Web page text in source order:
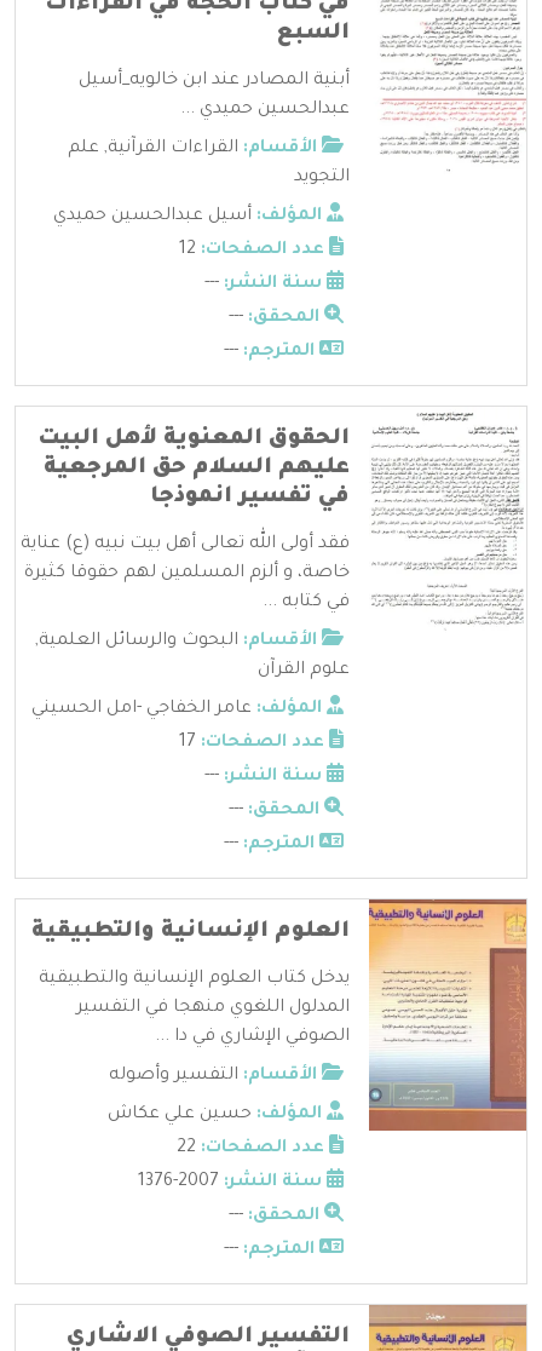
السبع
أبنية المصادر عند ابن خالويه_أسيل
عبدالحسين حميدي ...
الأقسام: القراءات القرآنية, علم
التجويد
المؤلف: أسيل عبدالحسين حميدي
عدد الصفحات:
سنة النشر: ---
المحقق: ---
المترجم: ---
الحقوق المعنوية لأهل البيت
عليهم السلام حق المرجعية
في تفسير انموذجا
فقد أولى الله تعالى أهل بيت نبيه (ع) عناية
خاصة، و ألزم المسلمين لهم حقوقا كثيرة
في كتابه ...
الأقسام: البحوث والرسائل العلمية,
علوم القرآن
المؤلف: عامر الخفاجي -امل الحسيني
عدد الصفحات:
سنة النشر: ---
المحقق: ---
المترجم: ---
العلوم الإنسانية والتطبيقية
يدخل كتاب العلوم الإنسانية والتطبيقية
المدلول اللغوي منهجا في التفسير
الصوفي الإشاري في دا ...
الأقسام: التفسير وأصوله
المؤلف: حسين علي عكاش
عدد الصفحات:
سنة النشر:
المحقق: ---
المترجم: ---
التفسير الصوفي الاشاري